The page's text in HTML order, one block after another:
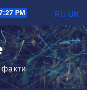
PM
факти
RU UK